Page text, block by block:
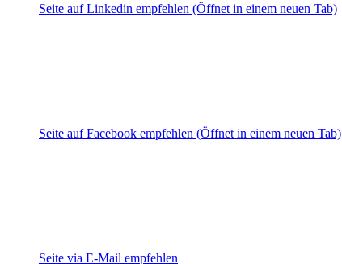
Seite auf Linkedin empfehlen (Öffnet in einem neuen Tab)
Seite auf Facebook empfehlen (Öffnet in einem neuen Tab)
Seite via E-Mail empfehlen